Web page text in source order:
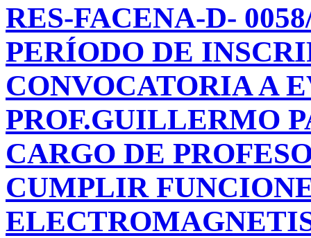
RES-FACENA-D-
PERÍODO DE
CONVOCATORIA A
PROF.GUILLERMO
CARGO DE
CUMPLIR